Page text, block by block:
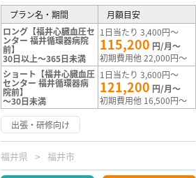
プラン名・期間
月額目安
ロング【福井心臓血圧セ
ンター 福井循環器病院
前】
30日以上～365日未満
1日当たり 3,400円～
115,200 円/月～
初期費用他 22,000円～
ショート【福井心臓血圧
センター 福井循環器病
院前】
～30日未満
1日当たり 3,600円～
121,200 円/月～
初期費用他 16,500円～
出張・研修向け
福井県 福井市